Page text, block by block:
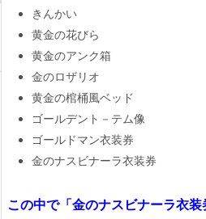
きんかい
黄金の花びら
黄金のアンク箱
金のロザリオ
黄金の棺桶風ベッド
ゴールデント－テム像
ゴールドマン衣装券
金のナスビナーラ衣装券
この中で「金のナスビナーラ衣